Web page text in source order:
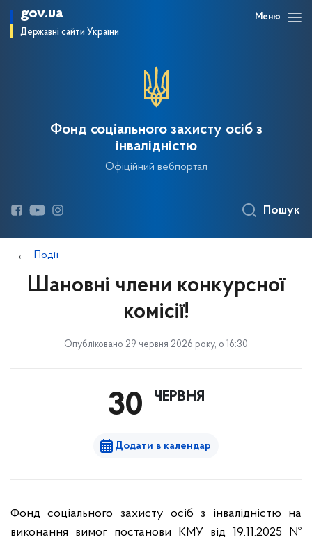
gov.ua
Державні сайти України
Меню
Фонд соціального захисту осіб з
інвалідністю
Офіційний вебпортал
Пошук
Події
Шановні члени конкурсної
комісії!
Опубліковано 29 червня 2026 року, о 16:30
30 ЧЕРВНЯ
Додати в календар
Фонд соціального захисту осіб з інвалідністю на
виконання вимог постанови КМУ від 19.11.2025 №